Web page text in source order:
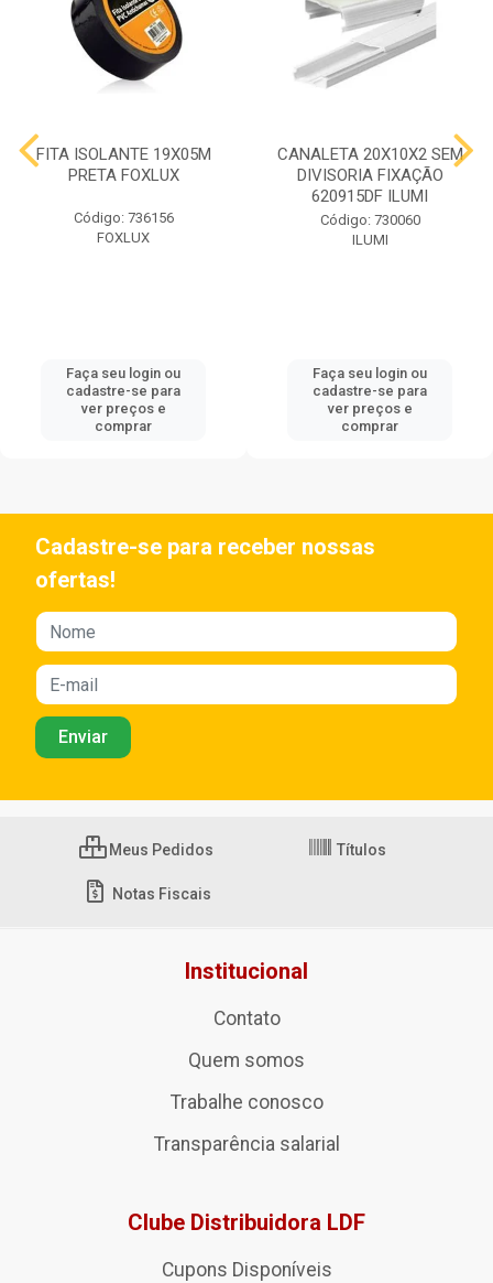
FITA ISOLANTE 19X05M
PRETA FOXLUX
Código: 736156
FOXLUX
Faça seu login ou
cadastre-se para
ver preços e
comprar
CANALETA 20X10X2 SEM
DIVISORIA FIXAÇÃO
620915DF ILUMI
Código: 730060
ILUMI
Faça seu login ou
cadastre-se para
ver preços e
comprar
Cadastre-se para receber nossas
ofertas!
Meus Pedidos Títulos
Notas Fiscais
Institucional
Contato
Quem somos
Trabalhe conosco
Transparência salarial
Clube Distribuidora LDF
Cupons Disponíveis